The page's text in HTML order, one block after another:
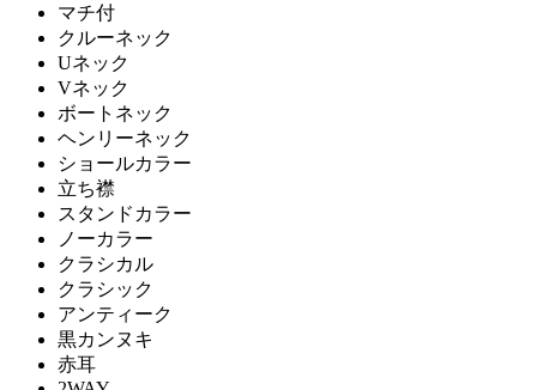
マチ付
クルーネック
Uネック
Vネック
ボートネック
ヘンリーネック
ショールカラー
立ち襟
スタンドカラー
ノーカラー
クラシカル
クラシック
アンティーク
黒カンヌキ
赤耳